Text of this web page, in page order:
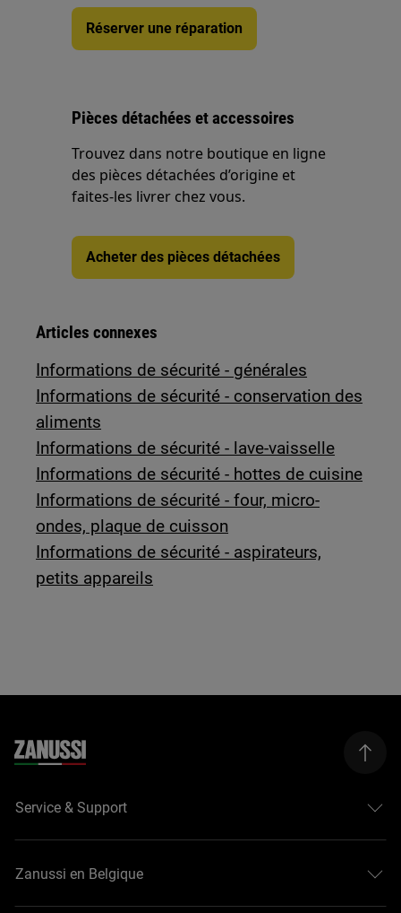
Réserver une réparation
Pièces détachées et accessoires
Trouvez dans notre boutique en ligne
des pièces détachées d’origine et
faites-les livrer chez vous.
Acheter des pièces détachées
Articles connexes
Informations de sécurité - générales
Informations de sécurité - conservation des
aliments
Informations de sécurité - lave-vaisselle
Informations de sécurité - hottes de cuisine
Informations de sécurité - four, micro-
ondes, plaque de cuisson
Informations de sécurité - aspirateurs,
petits appareils
Service & Support
Zanussi en Belgique